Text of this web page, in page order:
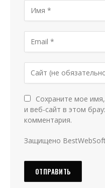
Сохраните мое
и веб-сайт в этом
комментария.
Защищено